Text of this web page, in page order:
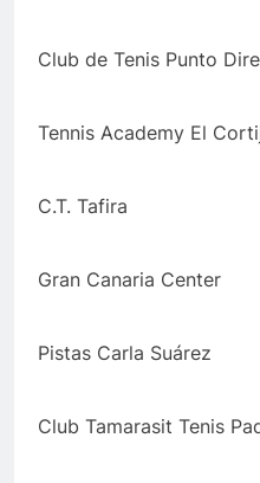
Club de Tenis Punto
Tennis Academy El
C.T. Tafira
Gran Canaria Center
Pistas Carla Suárez
Club Tamarasit Tenis